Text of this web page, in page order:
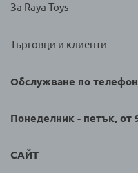
За Raya Toys
Търговци и клиенти
Обслужване по
Понеделник - петък, от
САЙТ